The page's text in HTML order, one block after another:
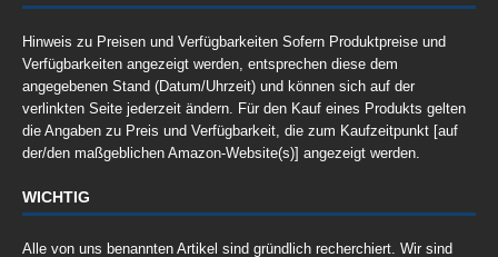
Hinweis zu Preisen und Verfügbarkeiten Sofern Produktpreise und
Verfügbarkeiten angezeigt werden, entsprechen diese dem
angegebenen Stand (Datum/Uhrzeit) und können sich auf der
verlinkten Seite jederzeit ändern. Für den Kauf eines Produkts gelten
die Angaben zu Preis und Verfügbarkeit, die zum Kaufzeitpunkt [auf
der/den maßgeblichen Amazon-Website(s)] angezeigt werden.
WICHTIG
Alle von uns benannten Artikel sind gründlich recherchiert. Wir sind